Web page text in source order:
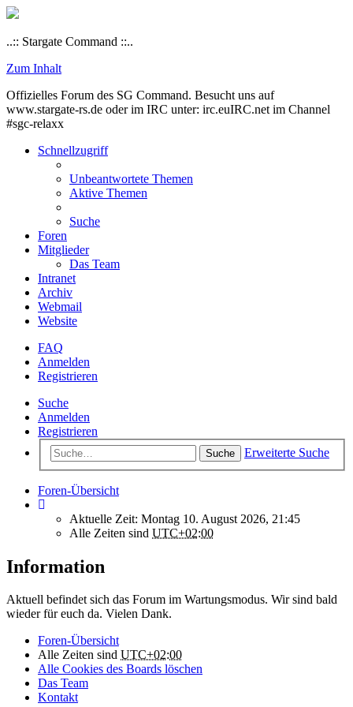
..:: Stargate Command ::..
Zum Inhalt
Offizielles Forum des SG Command. Besucht uns auf
www.stargate-rs.de oder im IRC unter: irc.euIRC.net im Channel
#sgc-relaxx
Schnellzugriff
Unbeantwortete Themen
Aktive Themen
Suche
Foren
Mitglieder
Das Team
Intranet
Archiv
Webmail
Website
FAQ
Anmelden
Registrieren
Suche
Anmelden
Registrieren
Suche Erweiterte Suche
Foren-Übersicht
Aktuelle Zeit: Montag 10. August 2026, 21:45
Alle Zeiten sind UTC+02:00
Information
Aktuell befindet sich das Forum im Wartungsmodus. Wir sind bald
wieder für euch da. Vielen Dank.
Foren-Übersicht
Alle Zeiten sind UTC+02:00
Alle Cookies des Boards löschen
Das Team
Kontakt